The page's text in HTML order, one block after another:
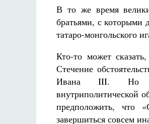
В то же время
братьями, с которыми
татаро-монгольского
Кто-то может
Стечение
Ивана III. Но
внутриполитической
предположить, что
завершиться совсем